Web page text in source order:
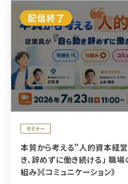
セミナー
本質から考える"人的資本経
き、辞めずに働き続ける」 職場
組み》《コミュニケーション》